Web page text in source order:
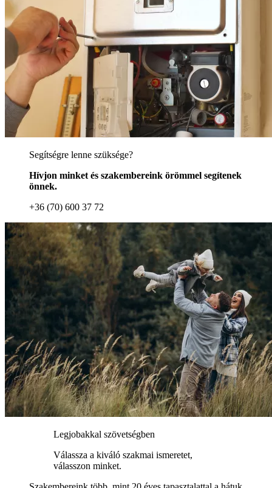
Segítségre lenne szüksége?
Hívjon minket és szakembereink örömmel segítenek
önnek.
+36 (70) 600 37 72
Legjobakkal szövetségben
Válassza a kiváló szakmai ismeretet,
válasszon minket.